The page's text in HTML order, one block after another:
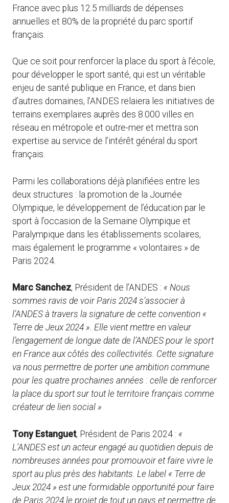
France avec plus 12.5 milliards de dépenses
annuelles et 80% de la propriété du parc sportif
français.
Que ce soit pour renforcer la place du sport à l’école,
pour développer le sport santé, qui est un véritable
enjeu de santé publique en France, et dans bien
d’autres domaines, l’ANDES relaiera les initiatives de
terrains exemplaires auprès des 8.000 villes en
réseau en métropole et outre-mer et mettra son
expertise au service de l’intérêt général du sport
français.
Parmi les collaborations déjà planifiées entre les
deux structures : la promotion de la Journée
Olympique, le développement de l’éducation par le
sport à l’occasion de la Semaine Olympique et
Paralympique dans les établissements scolaires,
mais également le programme « volontaires » de
Paris 2024.
Marc Sanchez, Président de l’ANDES : « Nous
sommes ravis de voir Paris 2024 s’associer à
l’ANDES à travers la signature de cette convention «
Terre de Jeux 2024 ». Elle vient mettre en valeur
l’engagement de longue date de l’ANDES pour le sport
en France aux côtés des collectivités. Cette signature
va nous permettre de porter une ambition commune
pour les quatre prochaines années : celle de renforcer
la place du sport sur tout le territoire français comme
créateur de lien social »
Tony Estanguet, Président de Paris 2024 : «
L’ANDES est un acteur engagé au quotidien depuis de
nombreuses années pour promouvoir et faire vivre le
sport au plus près des habitants. Le label « Terre de
Jeux 2024 » est une formidable opportunité pour faire
de Paris 2024 le projet de tout un pays et permettre de